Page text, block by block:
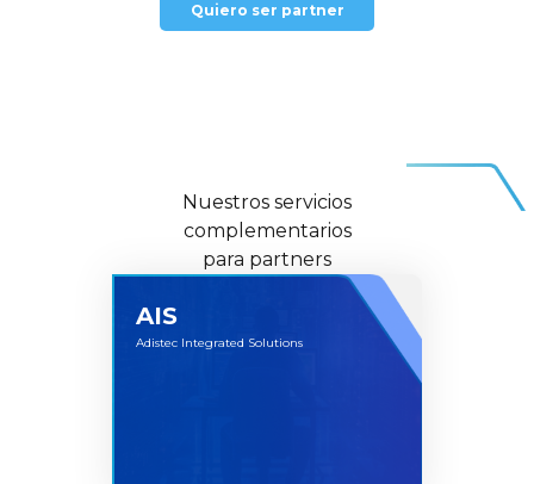
Quiero ser partner
Nuestros servicios
complementarios
para partners
AIS
Adistec Integrated Solutions